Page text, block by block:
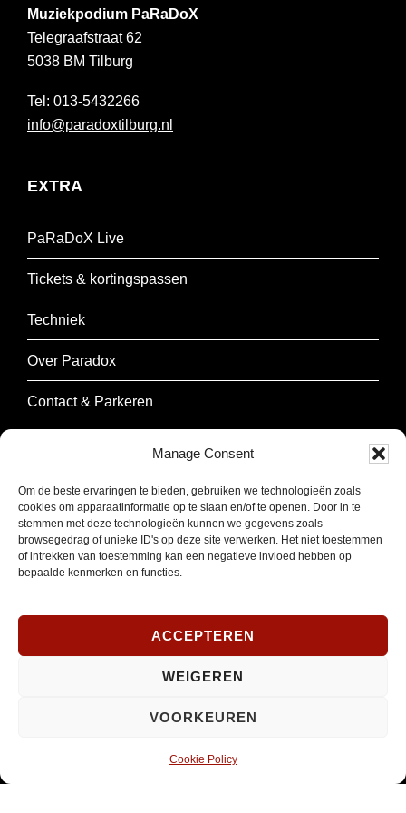
Manage Consent
Om de beste ervaringen te bieden, gebruiken we technologieën zoals
cookies om apparaatinformatie op te slaan en/of te openen. Door in te
stemmen met deze technologieën kunnen we gegevens zoals
browsegedrag of unieke ID's op deze site verwerken. Het niet toestemmen
of intrekken van toestemming kan een negatieve invloed hebben op
bepaalde kenmerken en functies.
ACCEPTEREN
WEIGEREN
VOORKEUREN
Cookie Policy
Muziekpodium PaRaDoX
Telegraafstraat 62
5038 BM Tilburg
013-5432266
info@paradoxtilburg.nl
EXTRA
PaRaDoX Live
Tickets & kortingspassen
Techniek
Over Paradox
Contact & Parkeren
Schrijf je in om onze nieuwsbrief te ontvangen.
E-
mailadres
INSCHRIJVEN